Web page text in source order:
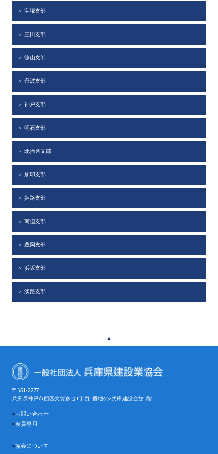
＞ 宝塚支部
＞ 三田支部
＞ 篠山支部
＞ 丹波支部
＞ 神戸支部
＞ 明石支部
＞ 北播磨支部
＞ 加印支部
＞ 姫路支部
＞ 南但支部
＞ 豊岡支部
＞ 浜坂支部
＞ 淡路支部
▲
〒651-2277
兵庫県神戸市西区美賀多台1丁目1番地の2兵庫建設会館1階
■お問い合わせ
■会員専用
■協会について